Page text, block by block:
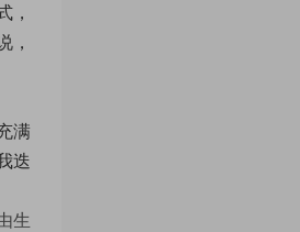
，
，
满
迭
生